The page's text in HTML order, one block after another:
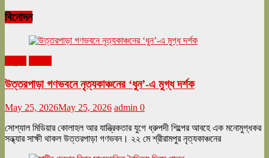
বিনোদন
উত্তরপাড়া গণভবনে নৃত্যকাঞ্চনের ‘ধুন’-এ মুগ্ধ দর্শক
May 25, 2026May 25, 2026 admin 0
সোশ্যাল মিডিয়ার কোলাহল আর যান্ত্রিকতার যুগে ধ্রুপদী শিল্পের আবহে এক মনোমুগ্ধকর
সন্ধ্যার সাক্ষী থাকল উত্তরপাড়া গণভবন। ২২ মে শ্রীরামপুর নৃত্যকাঞ্চনের